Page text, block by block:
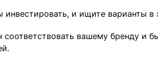
инвестировать, и ищите варианты в
вашему бренду и